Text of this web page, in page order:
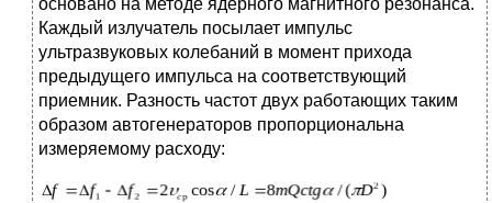
основано на методе ядерного магнитного резонанса.
Каждый излучатель посылает импульс
ультразвуковых колебаний в момент прихода
предыдущего импульса на соответствующий
приемник. Разность частот двух работающих таким
образом автогенераторов пропорциональна
измеряемому расходу: